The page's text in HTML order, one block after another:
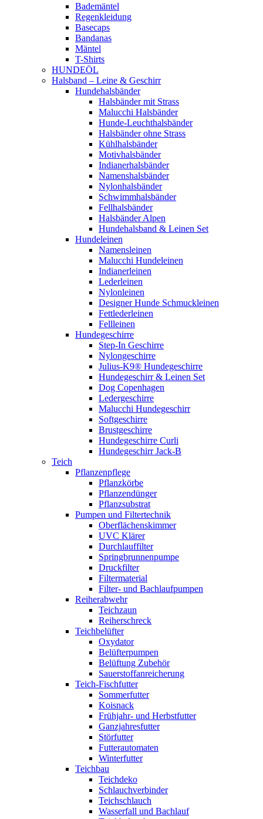
Bademäntel
Regenkleidung
Basecaps
Bandanas
Mäntel
T-Shirts
HUNDEÖL
Halsband – Leine & Geschirr
Hundehalsbänder
Halsbänder mit Strass
Malucchi Halsbänder
Hunde-Leuchthalsbänder
Halsbänder ohne Strass
Kühlhalsbänder
Motivhalsbänder
Indianerhalsbänder
Namenshalsbänder
Nylonhalsbänder
Schwimmhalsbänder
Fellhalsbänder
Halsbänder Alpen
Hundehalsband & Leinen Set
Hundeleinen
Namensleinen
Malucchi Hundeleinen
Indianerleinen
Lederleinen
Nylonleinen
Designer Hunde Schmuckleinen
Fettlederleinen
Fellleinen
Hundegeschirre
Step-In Geschirre
Nylongeschirre
Julius-K9® Hundegeschirre
Hundegeschirr & Leinen Set
Dog Copenhagen
Ledergeschirre
Malucchi Hundegeschirr
Softgeschirre
Brustgeschirre
Hundegeschirre Curli
Hundegeschirr Jack-B
Teich
Pflanzenpflege
Pflanzkörbe
Pflanzendünger
Pflanzsubstrat
Pumpen und Filtertechnik
Oberflächenskimmer
UVC Klärer
Durchlauffilter
Springbrunnenpumpe
Druckfilter
Filtermaterial
Filter- und Bachlaufpumpen
Reiherabwehr
Teichzaun
Reiherschreck
Teichbelüfter
Oxydator
Belüfterpumpen
Belüftung Zubehör
Sauerstoffanreicherung
Teich-Fischfutter
Sommerfutter
Koisnack
Frühjahr- und Herbstfutter
Ganzjahresfutter
Störfutter
Futterautomaten
Winterfutter
Teichbau
Teichdeko
Schlauchverbinder
Teichschlauch
Wasserfall und Bachlauf